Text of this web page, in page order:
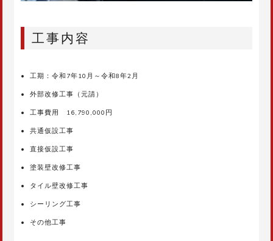
工事内容
工期：令和7年10月～令和8年2月
外部改修工事（元請）
工事費用 16,790,000円
共通仮設工事
直接仮設工事
塗装壁改修工事
タイル壁改修工事
シーリング工事
その他工事